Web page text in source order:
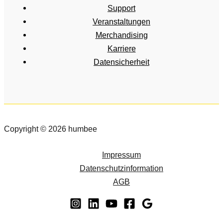
Support
Veranstaltungen
Merchandising
Karriere
Datensicherheit
Copyright © 2026 humbee
Impressum
Datenschutzinformation
AGB